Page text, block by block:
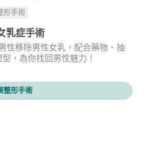
形手術
乳症手術
性移除男性女乳，配合藥物、抽
，為你找回男性魅力！
整形手術